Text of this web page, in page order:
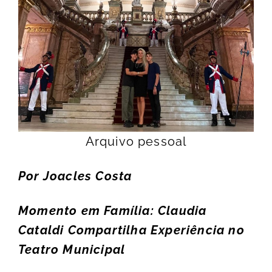
Arquivo pessoal
Por Joacles Costa
Momento em Família: Claudia
Cataldi Compartilha Experiência no
Teatro Municipal